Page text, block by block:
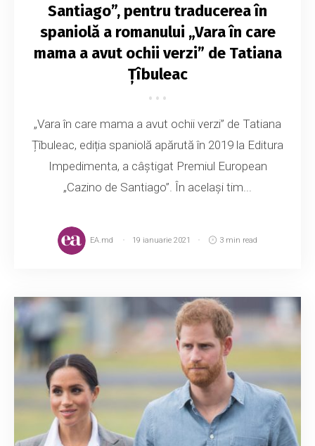
Santiago”, pentru traducerea în
spaniolă a romanului „Vara în care
mama a avut ochii verzi” de Tatiana
Țîbuleac
„Vara în care mama a avut ochii verzi” de Tatiana
Țîbuleac, ediția spaniolă apărută în 2019 la Editura
Impedimenta, a câștigat Premiul European
„Cazino de Santiago”. În același tim...
EA.md 19 ianuarie 2021 3 min read